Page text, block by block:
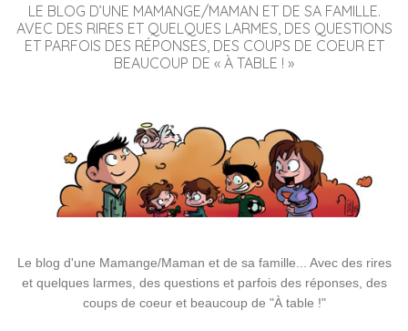
LE BLOG D’UNE MAMANGE/MAMAN ET DE SA FAMILLE.
AVEC DES RIRES ET QUELQUES LARMES, DES QUESTIONS
ET PARFOIS DES RÉPONSES, DES COUPS DE COEUR ET
BEAUCOUP DE « À TABLE ! »
Le blog d'une Mamange/Maman et de sa famille... Avec des rires
et quelques larmes, des questions et parfois des réponses, des
coups de coeur et beaucoup de "À table !"